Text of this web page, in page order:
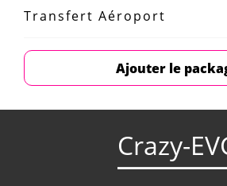
Transfert Aéroport
Ajouter le
Crazy-